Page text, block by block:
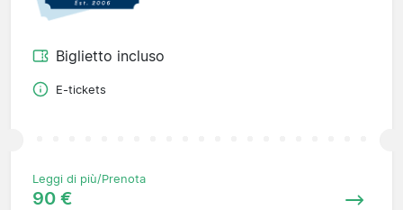
Biglietto incluso
E-tickets
Leggi di più/Prenota
90 €